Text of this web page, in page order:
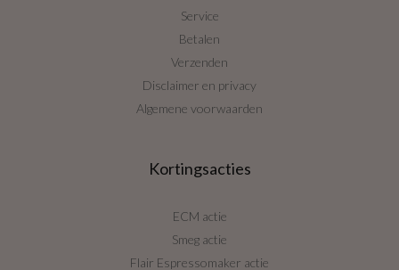
Service
Betalen
Verzenden
Disclaimer en privacy
Algemene voorwaarden
Kortingsacties
ECM actie
Smeg actie
Flair Espressomaker actie